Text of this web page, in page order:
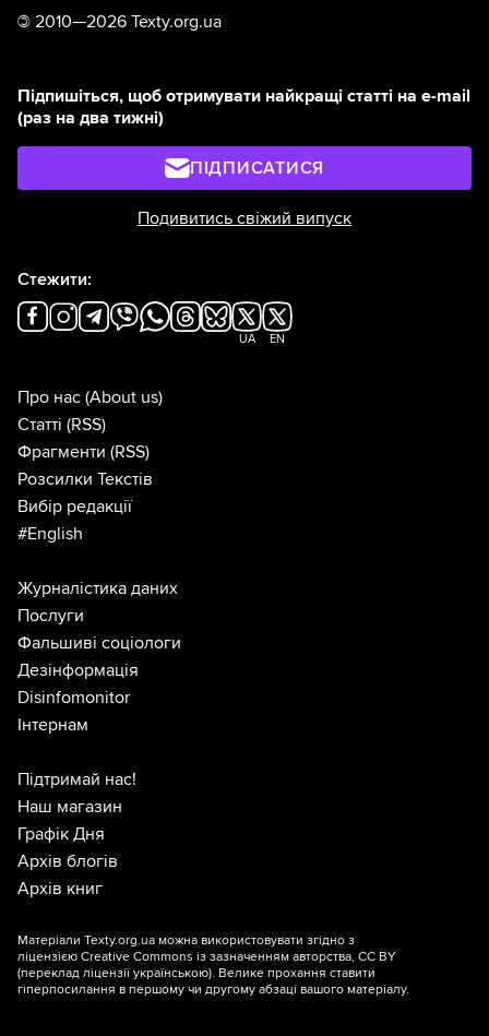
© 2010—2026 Texty.org.ua
Підпишіться, щоб отримувати найкращі статті на e-mail
(раз на два тижні)
ПІДПИСАТИСЯ
Подивитись свіжий випуск
Стежити:
UA EN
Про нас (About us)
Статті (RSS)
Фрагменти (RSS)
Розсилки Текстів
Вибір редакції
#English
Журналістика даних
Послуги
Фальшиві соціологи
Дезінформація
Disinfomonitor
Інтернам
Підтримай нас!
Наш магазин
Графік Дня
Архів блогів
Архів книг
Матеріали Texty.org.ua можна використовувати згідно з
ліцензією Creative Commons із зазначенням авторства, CC BY
(переклад ліцензії українською). Велике прохання ставити
гіперпосилання в першому чи другому абзаці вашого матеріалу.